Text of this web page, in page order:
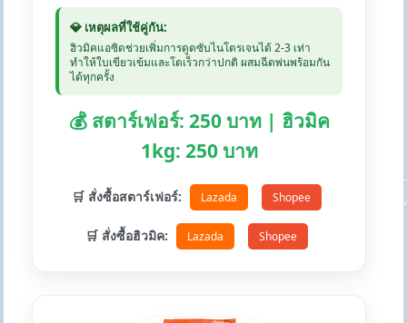
💎 เหตุผลที่ใช้คู่กัน:
ฮิวมิคแอซิดช่วยเพิ่มการดูดซับไนโตรเจนได้ 2-3 เท่า
ทำให้ใบเขียวเข้มและโตเร็วกว่าปกติ ผสมฉีดพ่นพร้อมกัน
ได้ทุกครั้ง
💰 สตาร์เฟอร์: 250 บาท | ฮิวมิค
1kg: 250 บาท
🛒 สั่งซื้อสตาร์เฟอร์: Lazada Shopee
🛒 สั่งซื้อฮิวมิค: Lazada Shopee